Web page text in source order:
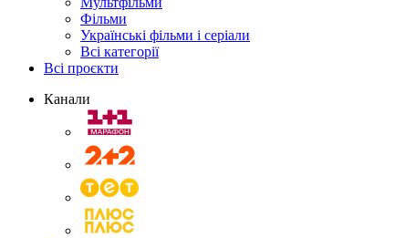
Фільми
Українські фільми і серіали
Всі категорії
Всі проєкти
Канали